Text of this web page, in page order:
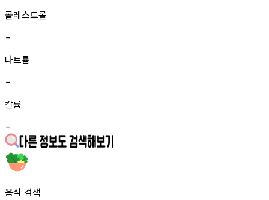
콜레스트롤
-
나트륨
-
칼륨
-
음식 검색